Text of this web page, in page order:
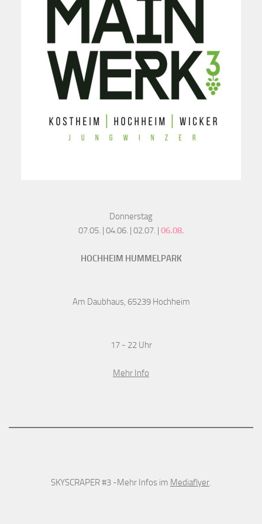
Donnerstag
07.05. | 04.06. | 02.07. | 06.08.
HOCHHEIM HUMMELPARK
Am Daubhaus, 65239 Hochheim
17 - 22 Uhr
Mehr Info
SKYSCRAPER #3 -Mehr Infos im Mediaflyer.